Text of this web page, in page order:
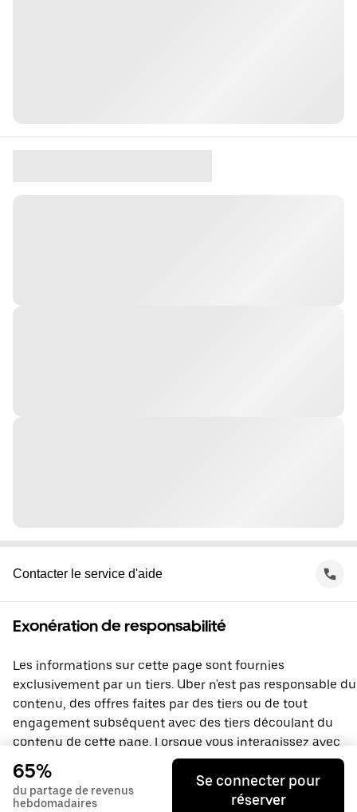
Contacter le service d'aide
Exonération de responsabilité
Les informations sur cette page sont fournies
exclusivement par un tiers. Uber n'est pas responsable du
contenu, des offres faites par des tiers ou de tout
engagement subséquent avec des tiers découlant du
contenu de cette page. Lorsque vous interagissez avec
un tiers, vous concluez une entente directement avec lui,
à laquelle Uber ne prend pas part. Si vous avez des
questions, veuillez contacter directement le tiers.
65%
du partage de revenus
hebdomadaires
Se connecter pour
réserver